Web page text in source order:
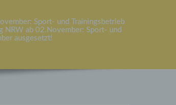
Sport- und Trainingsbetrieb
NRW ab 02.November: Sport- und
ausgesetzt!